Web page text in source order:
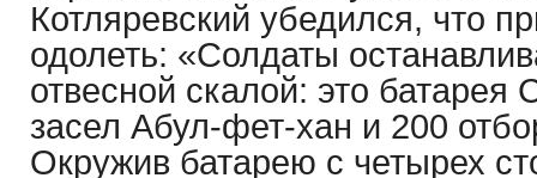
Котляревский убедился, что
одолеть: «Солдаты
отвесной скалой: это батарея
засел Абул-фет-хан и 200
Окружив батарею с четырех